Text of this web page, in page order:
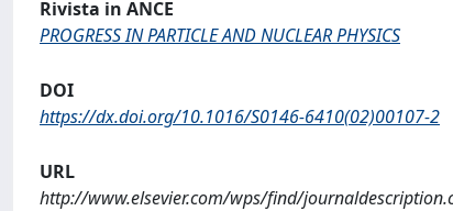
Rivista in ANCE
PROGRESS IN PARTICLE AND NUCLEAR PHYSICS
DOI
https://dx.doi.org/10.1016/S0146-6410(02)00107-2
URL
http://www.elsevier.com/wps/find/